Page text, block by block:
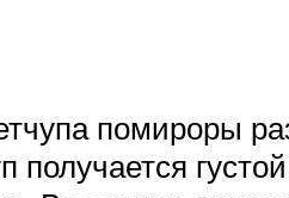
помироры
получается